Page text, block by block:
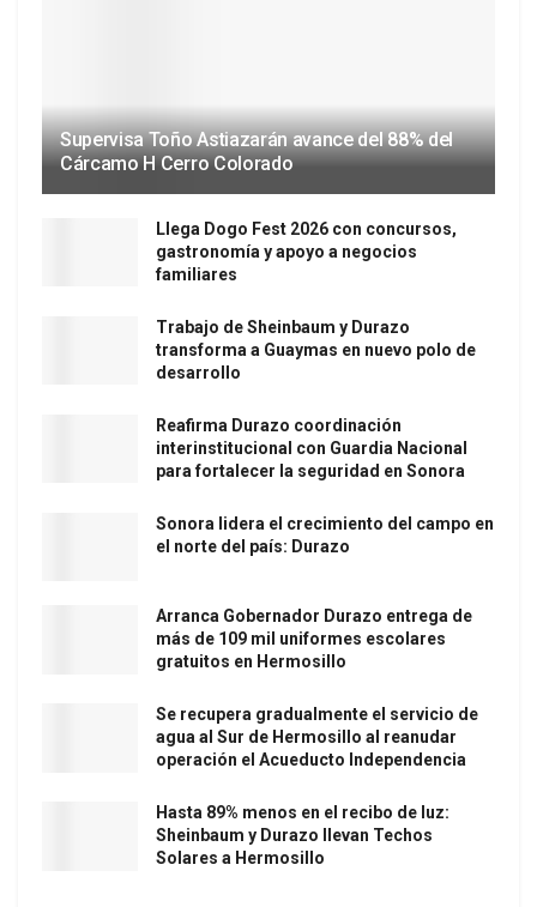
Supervisa Toño Astiazarán avance del 88% del
Cárcamo H Cerro Colorado
Llega Dogo Fest 2026 con concursos,
gastronomía y apoyo a negocios
familiares
Trabajo de Sheinbaum y Durazo
transforma a Guaymas en nuevo polo de
desarrollo
Reafirma Durazo coordinación
interinstitucional con Guardia Nacional
para fortalecer la seguridad en Sonora
Sonora lidera el crecimiento del campo en
el norte del país: Durazo
Arranca Gobernador Durazo entrega de
más de 109 mil uniformes escolares
gratuitos en Hermosillo
Se recupera gradualmente el servicio de
agua al Sur de Hermosillo al reanudar
operación el Acueducto Independencia
Hasta 89% menos en el recibo de luz:
Sheinbaum y Durazo llevan Techos
Solares a Hermosillo